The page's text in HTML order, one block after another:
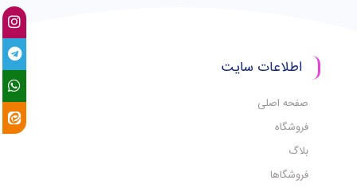
اطلاعات سایت
صفحه اصلی
فروشگاه
بلاگ
فروشگاها